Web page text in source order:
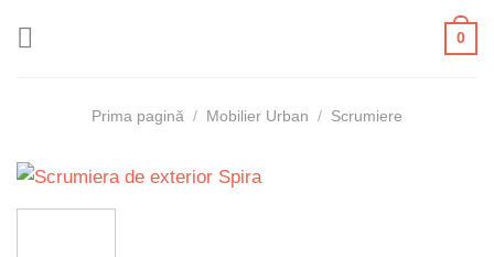
0
Prima pagină / Mobilier Urban / Scrumiere